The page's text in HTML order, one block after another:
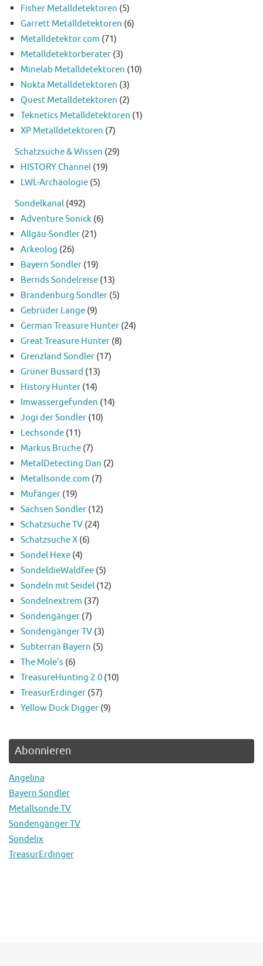
Fisher Metalldetektoren (5)
Garrett Metalldetektoren (6)
Metalldetektor.com (71)
Metalldetektorberater (3)
Minelab Metalldetektoren (10)
Nokta Metalldetektoren (3)
Quest Metalldetektoren (2)
Teknetics Metalldetektoren (1)
XP Metalldetektoren (7)
Schatzsuche & Wissen (29)
HISTORY Channel (19)
LWL-Archäologie (5)
Sondelkanal (492)
Adventure Sonick (6)
Allgäu-Sondler (21)
Arkeolog (26)
Bayern Sondler (19)
Bernds Sondelreise (13)
Brandenburg Sondler (5)
Gebrüder Lange (9)
German Treasure Hunter (24)
Great Treasure Hunter (8)
Grenzland Sondler (17)
Grüner Bussard (13)
History Hunter (14)
Imwassergefunden (14)
Jogi der Sondler (10)
Lechsonde (11)
Markus Brüche (7)
MetalDetecting Dan (2)
Metallsonde.com (7)
Mufänger (19)
Sachsen Sondler (12)
Schatzsuche TV (24)
Schatzsuche X (6)
Sondel Hexe (4)
SondeldieWaldfee (5)
Sondeln mit Seidel (12)
Sondelnextrem (37)
Sondengänger (7)
Sondengänger TV (3)
Subterran Bayern (5)
The Mole’s (6)
TreasureHunting 2.0 (10)
TreasurErdinger (57)
Yellow Duck Digger (9)
Abonnieren
Angelina
Bayern Sondler
Metallsonde.TV
Sondengänger TV
Sondelix
TreasurErdinger